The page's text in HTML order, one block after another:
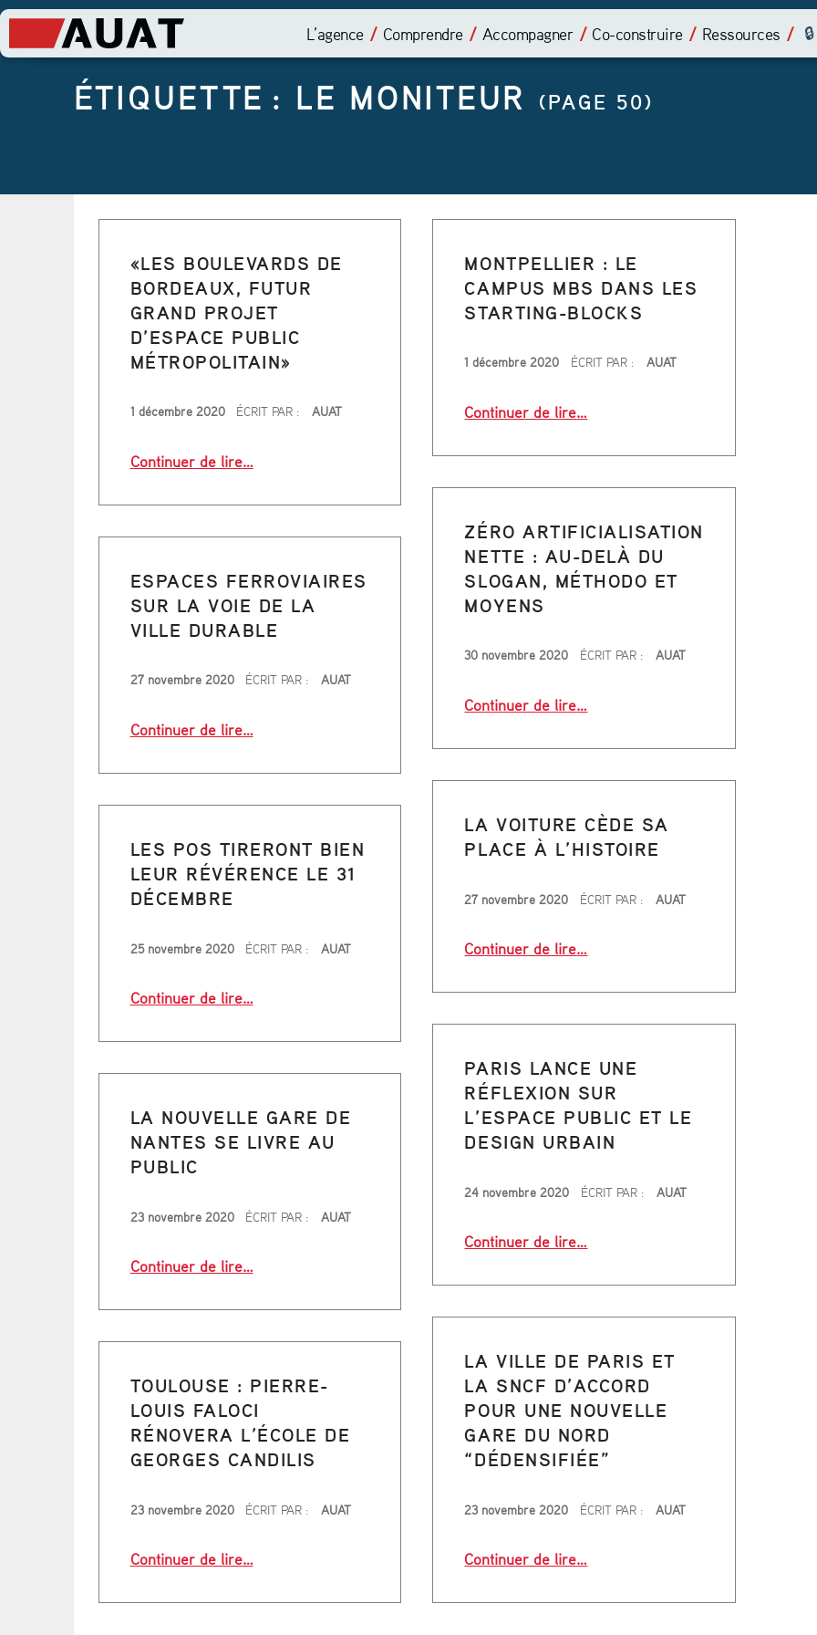
L’agence Comprendre Accompagner Co-construire Ressources
ÉTIQUETTE : LE MONITEUR (PAGE 50)
É
T
I
U
E
T
T
L
E
M
O
I
U
R
(
P
0
)
«LES BOULEVARDS DE
BORDEAUX, FUTUR
GRAND PROJET
D’ESPACE PUBLIC
MÉTROPOLITAIN»
1 décembre 2020 ÉCRIT PAR : AUAT
Continuer de lire…
MONTPELLIER : LE
CAMPUS MBS DANS LES
STARTING-BLOCKS
1 décembre 2020 ÉCRIT PAR : AUAT
Continuer de lire…
ZÉRO ARTIFICIALISATION
NETTE : AU-DELÀ DU
SLOGAN, MÉTHODO ET
MOYENS
30 novembre 2020 ÉCRIT PAR : AUAT
Continuer de lire…
ESPACES FERROVIAIRES
SUR LA VOIE DE LA
VILLE DURABLE
27 novembre 2020 ÉCRIT PAR : AUAT
Continuer de lire
“Espaces Ferroviaires sur la voie de la ville durable”
…
LA VOITURE CÈDE SA
PLACE À L’HISTOIRE
27 novembre 2020 ÉCRIT PAR : AUAT
Continuer de lire…
LES POS TIRERONT BIEN
LEUR RÉVÉRENCE LE 31
DÉCEMBRE
25 novembre 2020 ÉCRIT PAR : AUAT
Continuer de lire…
PARIS LANCE UNE
RÉFLEXION SUR
L’ESPACE PUBLIC ET LE
DESIGN URBAIN
24 novembre 2020 ÉCRIT PAR : AUAT
Continuer de lire…
LA NOUVELLE GARE DE
NANTES SE LIVRE AU
PUBLIC
23 novembre 2020 ÉCRIT PAR : AUAT
Continuer de lire
“La nouvelle gare de Nantes se livre au public”
…
LA VILLE DE PARIS ET
LA SNCF D’ACCORD
POUR UNE NOUVELLE
GARE DU NORD
“DÉDENSIFIÉE”
23 novembre 2020 ÉCRIT PAR : AUAT
Continuer de lire…
TOULOUSE : PIERRE-
LOUIS FALOCI
RÉNOVERA L’ÉCOLE DE
GEORGES CANDILIS
23 novembre 2020 ÉCRIT PAR : AUAT
Continuer de lire…